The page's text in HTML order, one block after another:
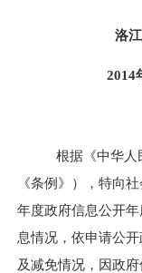
洛
2014
根据《中华人
《条例》），特向
年度政府信息公开
息情况，依申请公
及减免情况，因政